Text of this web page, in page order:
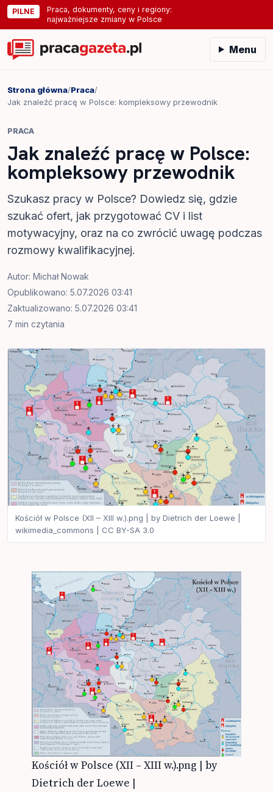
PILNE
Praca, dokumenty, ceny i regiony:
najważniejsze zmiany w Polsce
Menu
Strona główna/Praca/
Jak znaleźć pracę w Polsce: kompleksowy przewodnik
PRACA
Jak znaleźć pracę w Polsce:
kompleksowy przewodnik
Szukasz pracy w Polsce? Dowiedz się, gdzie
szukać ofert, jak przygotować CV i list
motywacyjny, oraz na co zwrócić uwagę podczas
rozmowy kwalifikacyjnej.
Autor: Michał Nowak
Opublikowano: 5.07.2026 03:41
Zaktualizowano: 5.07.2026 03:41
7 min czytania
Kościół w Polsce (XII – XIII w.).png | by Dietrich der Loewe |
wikimedia_commons | CC BY-SA 3.0
Kościół w Polsce (XII – XIII w.).png | by
Dietrich der Loewe |